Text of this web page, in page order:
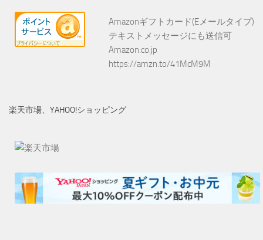
Amazonギフトカード(Eメールタイプ)
テキストメッセージにも送信可
Amazon.co.jp
https://amzn.to/41McM9M
楽天市場、YAHOO!ショッピング